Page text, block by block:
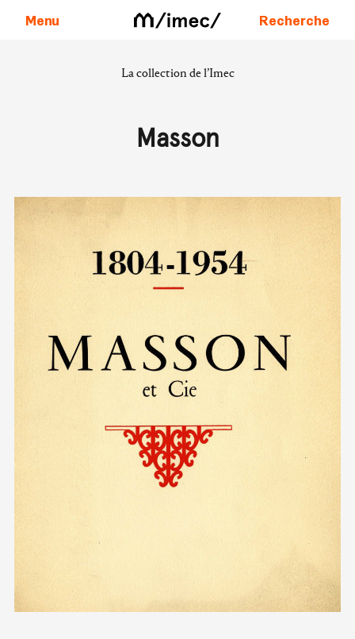
Menu Recherche
La collection de l’Imec
Masson